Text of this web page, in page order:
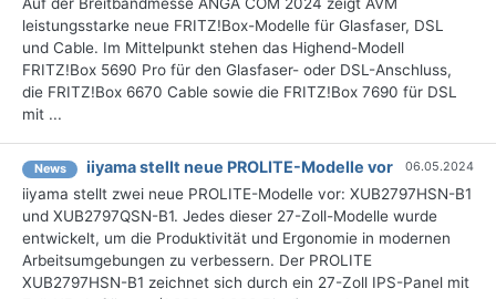
leistungsstarke neue FRITZ!Box-Modelle für Glasfaser, DSL
und Cable. Im Mittelpunkt stehen das Highend-Modell
FRITZ!Box 5690 Pro für den Glasfaser- oder DSL-Anschluss,
die FRITZ!Box 6670 Cable sowie die FRITZ!Box 7690 für DSL
mit ...
News iiyama stellt neue PROLITE-Modelle vor 06.05.2024
iiyama stellt zwei neue PROLITE-Modelle vor: XUB2797HSN-B1
und XUB2797QSN-B1. Jedes dieser 27-Zoll-Modelle wurde
entwickelt, um die Produktivität und Ergonomie in modernen
Arbeitsumgebungen zu verbessern. Der PROLITE
XUB2797HSN-B1 zeichnet sich durch ein 27-Zoll IPS-Panel mit